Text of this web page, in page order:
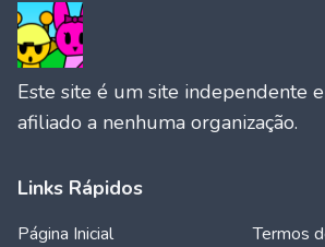
Este site é um site independente
afiliado a nenhuma organização.
Links Rápidos
Página Inicial
Termos